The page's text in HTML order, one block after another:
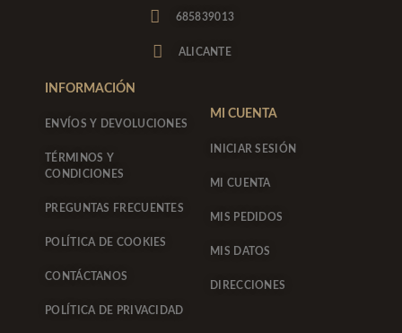
g
r
m
o
o
k
-
685839013
ALICANTE
INFORMACIÓN
ENVÍOS Y DEVOLUCIONES
TÉRMINOS Y
CONDICIONES
PREGUNTAS FRECUENTES
POLÍTICA DE COOKIES
CONTÁCTANOS
POLÍTICA DE PRIVACIDAD
MI CUENTA
INICIAR SESIÓN
MI CUENTA
MIS PEDIDOS
MIS DATOS
DIRECCIONES